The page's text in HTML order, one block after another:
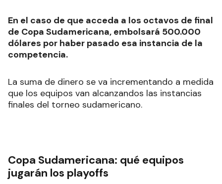
En el caso de que acceda a los octavos de final
de Copa Sudamericana, embolsará 500.000
dólares por haber pasado esa instancia de la
competencia.
La suma de dinero se va incrementando a medida
que los equipos van alcanzandos las instancias
finales del torneo sudamericano.
Copa Sudamericana: qué equipos
jugarán los playoffs